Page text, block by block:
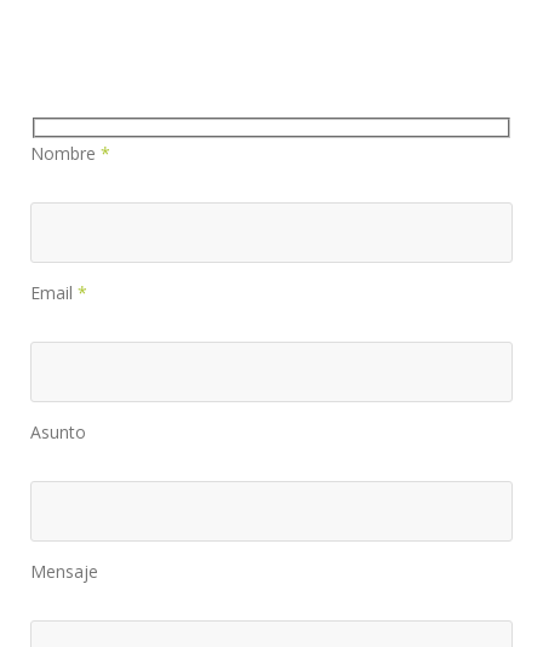
Nombre *
Email *
Asunto
Mensaje